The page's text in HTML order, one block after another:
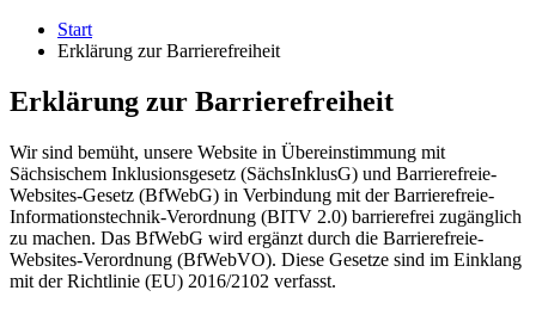
Start
Erklärung zur Barriere­freiheit
Erklärung zur Barriere­freiheit
Wir sind bemüht, unsere Website in Übereinstimmung mit
Sächsischem Inklusionsgesetz (SächsInklusG) und Barrierefreie-
Websites-Gesetz (BfWebG) in Verbindung mit der Barrierefreie-
Informationstechnik-Verordnung (BITV 2.0) barrierefrei zugänglich
zu machen. Das BfWebG wird ergänzt durch die Barrierefreie-
Websites-Verordnung (BfWebVO). Diese Gesetze sind im Einklang
mit der Richtlinie (EU) 2016/2102 verfasst.